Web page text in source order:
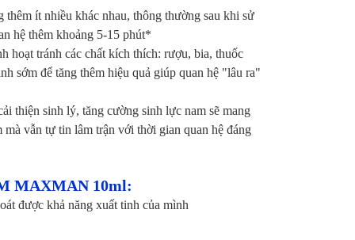
ít nhiều khác nhau, thông thường sau khi sử
hệ thêm khoảng 5-15 phút*
hoạt tránh các chất kích thích: rượu, bia, thuốc
sớm để tăng thêm hiệu quả giúp quan hệ "lâu ra"
thiện sinh lý, tăng cường sinh lực nam sẽ mang
vẫn tự tin lâm trận với thời gian quan hệ đáng
MAXMAN 10ml:
được khả năng xuất tinh của mình